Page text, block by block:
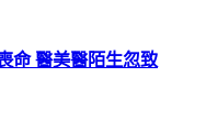
命 醫美醫陌生忽致